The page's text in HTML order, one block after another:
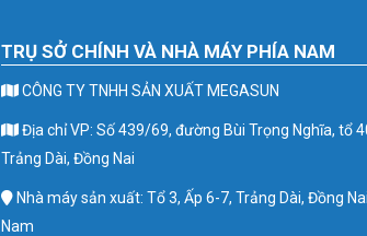
TRỤ SỞ CHÍNH VÀ NHÀ MÁY PHÍA NAM
CÔNG TY TNHH SẢN XUẤT MEGASUN
Địa chỉ VP: Số 439/69, đường Bùi Trọng Nghĩa, tổ
Trảng Dài, Đồng Nai
Nhà máy sản xuất: Tổ 3, Ấp 6-7, Trảng Dài, Đồng
Nam